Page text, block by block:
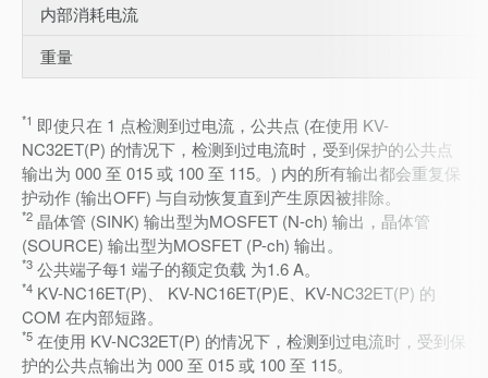
内部消耗电流
重量
*1 即使只在 1 点检测到过电流，公共点 (在使用 KV-
NC32ET(P) 的情况下，检测到过电流时，受到保护的公共点
输出为 000 至 015 或 100 至 115。) 内的所有输出都会重复保
护动作 (输出OFF) 与自动恢复直到产生原因被排除。
*2 晶体管 (SINK) 输出型为MOSFET (N-ch) 输出，晶体管
(SOURCE) 输出型为MOSFET (P-ch) 输出。
*3 公共端子每1 端子的额定负载 为1.6 A。
*4 KV-NC16ET(P)、 KV-NC16ET(P)E、KV-NC32ET(P) 的
COM 在内部短路。
*5 在使用 KV-NC32ET(P) 的情况下，检测到过电流时，受到保
护的公共点输出为 000 至 015 或 100 至 115。